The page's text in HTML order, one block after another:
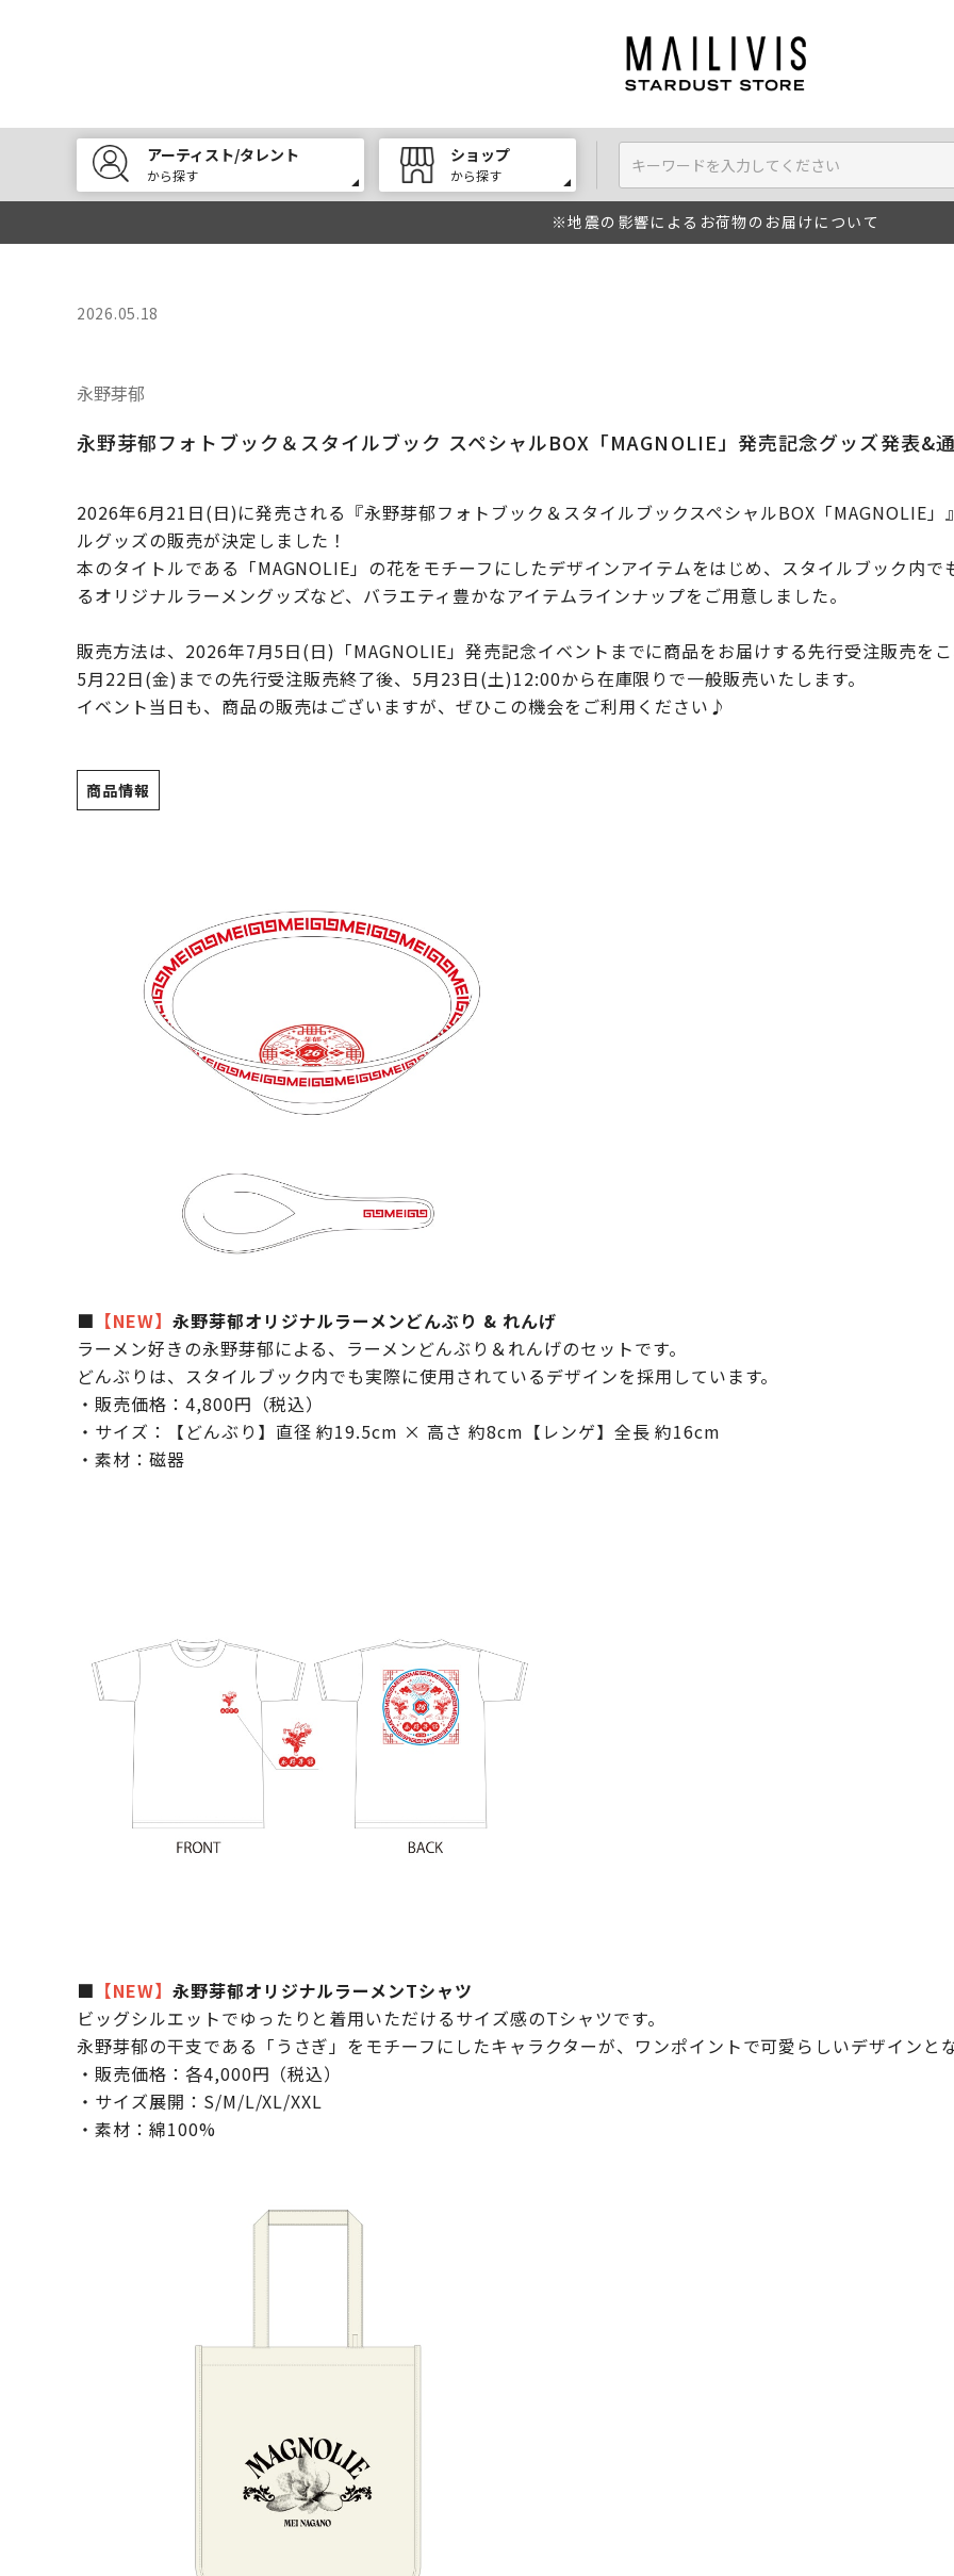
アーティスト/タレント
から探す
ショップ
から探す
※地震の影響によるお荷物のお届けについて
2026.05.18
永野芽郁
永野芽郁フォトブック＆スタイルブック スペシャルBOX「MAGNOLIE」発売記念グッズ発表&
2026年6月21日(日)に発売される『永野芽郁フォトブック＆スタイルブックスペシャルBOX「MAGNOLIE
ルグッズの販売が決定しました！
本のタイトルである「MAGNOLIE」の花をモチーフにしたデザインアイテムをはじめ、スタイルブック内
るオリジナルラーメングッズなど、バラエティ豊かなアイテムラインナップをご用意しました。
販売方法は、2026年7月5日(日)「MAGNOLIE」発売記念イベントまでに商品をお届けする先行受注販売をこ
5月22日(金)までの先行受注販売終了後、5月23日(土)12:00から在庫限りで一般販売いたします。
イベント当日も、商品の販売はございますが、ぜひこの機会をご利用ください♪
商品情報
■ 【NEW】 永野芽郁オリジナルラーメンどんぶり & れんげ
ラーメン好きの永野芽郁による、ラーメンどんぶり＆れんげのセットです。
どんぶりは、スタイルブック内でも実際に使用されているデザインを採用しています。
・販売価格：4,800円（税込）
・サイズ：【どんぶり】直径 約19.5cm × 高さ 約8cm【レンゲ】全長 約16cm
・素材：磁器
■ 【NEW】 永野芽郁オリジナルラーメンTシャツ
ビッグシルエットでゆったりと着用いただけるサイズ感のTシャツです。
永野芽郁の干支である「うさぎ」をモチーフにしたキャラクターが、ワンポイントで可愛らしいデザインとな
・販売価格：各4,000円（税込）
・サイズ展開：S/M/L/XL/XXL
・素材：綿100%